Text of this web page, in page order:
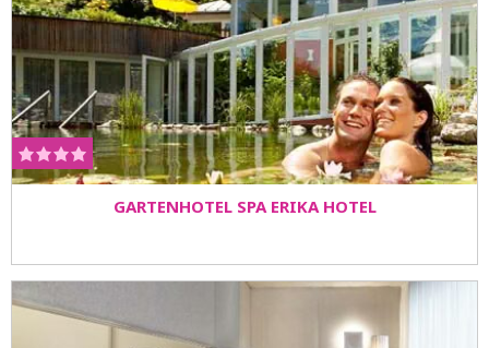
GARTENHOTEL SPA ERIKA HOTEL